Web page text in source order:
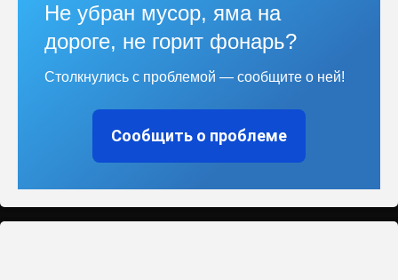
Не убран мусор, яма на
дороге, не горит фонарь?
Столкнулись с проблемой — сообщите о ней!
Сообщить о проблеме